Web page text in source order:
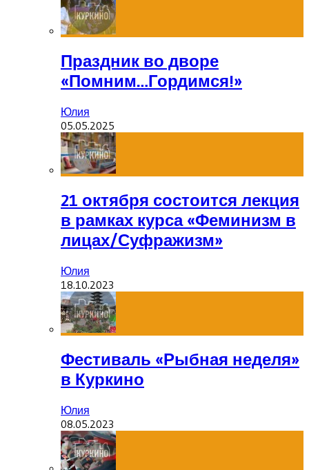
Праздник во дворе
«Помним…Гордимся!»
Юлия
05.05.2025
21 октября состоится лекция
в рамках курса «Феминизм в
лицах/Суфражизм»
Юлия
18.10.2023
Фестиваль «Рыбная неделя»
в Куркино
Юлия
08.05.2023